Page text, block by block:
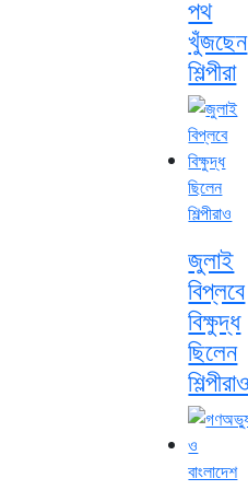
পথ
খুঁজছেন
শিল্পীরা
জুলাই
বিপ্লবে
বিক্ষুদ্ধ
ছিলেন